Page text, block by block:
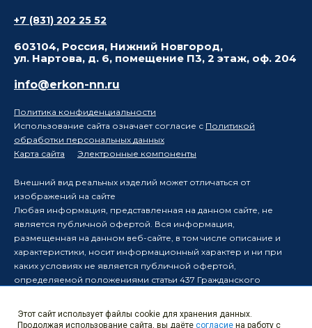
+7 (831) 202 25 52
603104, Россия, Нижний Новгород,
ул. Нартова, д. 6, помещение П3, 2 этаж, оф. 204
info@erkon-nn.ru
Политика конфиденциальности
Использование сайта означает согласие с Политикой
обработки персональных данных
Карта сайта
Электронные компоненты
Внешний вид реальных изделий может отличаться от
изображений на сайте
Любая информация, представленная на данном сайте, не
является публичной офертой. Вся информация,
размещенная на данном веб-сайте, в том числе описание и
характеристики, носит информационный характер и ни при
каких условиях не является публичной офертой,
определяемой положениями статьи 437 Гражданского
Производитель оставляет за собой право в одностороннем
порядке вносить изменения в информацию, размещенную на
Этот сайт использует файлы cookie для хранения данных.
Продолжая использование сайта, вы даёте согласие на работу с